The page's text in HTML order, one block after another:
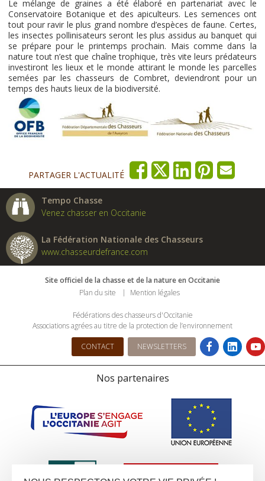
Le mélange de graines a été élaboré en partenariat avec le
Conservatoire Botanique et des apiculteurs. Les semences ont
tout pour ravir le plus grand nombre d’espèces de faune. Certes,
les insectes pollinisateurs seront les plus assidus au banquet qui
se prépare pour le printemps prochain. Mais comme dans la
nature tout n’est que chaîne trophique, très vite leurs prédateurs
investiront les lieux et le monde attirant le monde les parcelles
semées par les chasseurs de Combret, deviendront pour un
temps des hauts lieux de la biodiversité.
PARTAGER L'ACTUALITÉ
Tempo Chasse
Venez chasser en Occitanie
La Fédération Nationale des Chasseurs
www.chasseurdefrance.com
Site officiel de la chasse et de la nature en Occitanie
Plan du site
Mention légales
Fédérations des chasseurs d'Occitanie
Associations agrées au titre de la protection de l’environnement
CONTACT NEWSLETTERS
Nos partenaires